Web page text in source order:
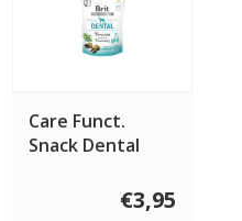
Care Funct.
Snack Dental
€3,95